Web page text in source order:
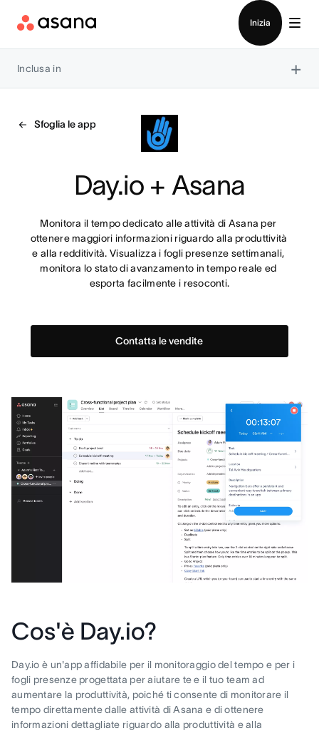
Inizia
Inclusa in ×
Sfoglia le app
Day.io + Asana
Monitora il tempo dedicato alle attività di Asana per
ottenere maggiori informazioni riguardo alla produttività
e alla redditività. Visualizza i fogli presenze settimanali,
monitora lo stato di avanzamento in tempo reale ed
esporta facilmente i resoconti.
Contatta le vendite
Cos'è Day.io?
Day.io è un'app affidabile per il monitoraggio del tempo e per i
fogli presenze progettata per aiutare te e il tuo team ad
aumentare la produttività, poiché ti consente di monitorare il
tempo direttamente dalle attività di Asana e di ottenere
informazioni dettagliate riguardo alla produttività e alla